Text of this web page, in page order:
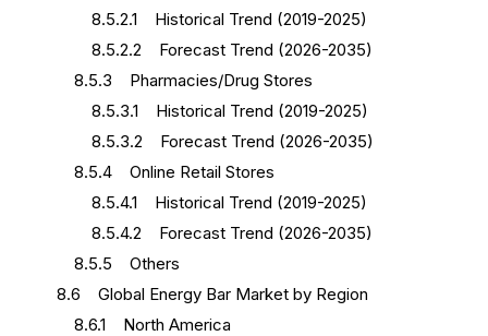
8.5.2.1 Historical Trend (2019-2025)
8.5.2.2 Forecast Trend (2026-2035)
8.5.3 Pharmacies/Drug Stores
8.5.3.1 Historical Trend (2019-2025)
8.5.3.2 Forecast Trend (2026-2035)
8.5.4 Online Retail Stores
8.5.4.1 Historical Trend (2019-2025)
8.5.4.2 Forecast Trend (2026-2035)
8.5.5 Others
8.6 Global Energy Bar Market by Region
8.6.1 North America